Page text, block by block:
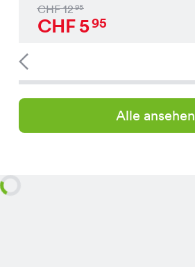
CHF1295
CHF595
Alle ansehen